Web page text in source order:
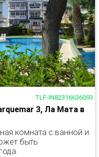
TLF-IN82316636093
3, Ла Мата в
комната с ванной и
быть